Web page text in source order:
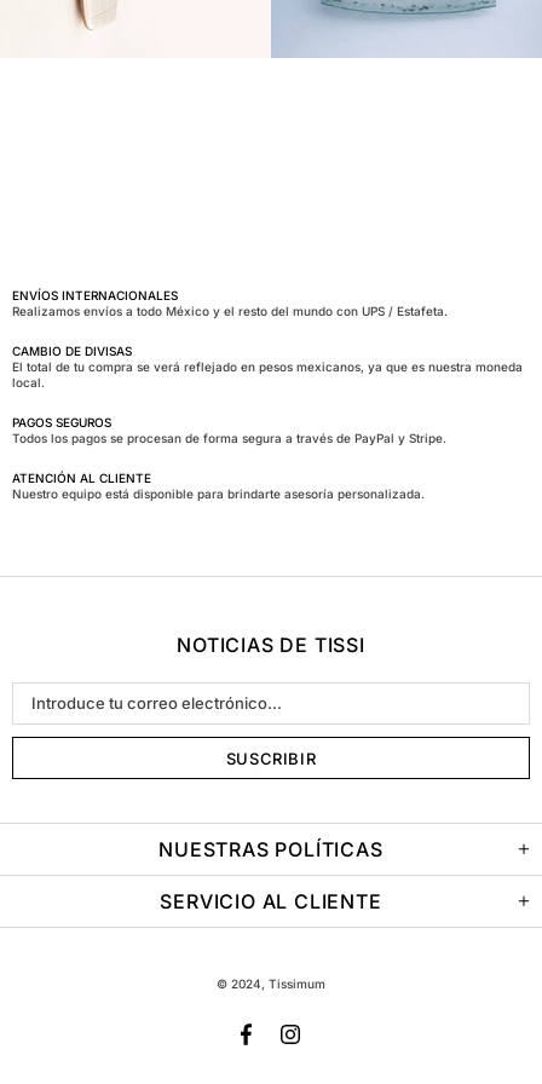
ENVÍOS INTERNACIONALES
Realizamos envíos a todo México y el resto del mundo con UPS / Estafeta.
CAMBIO DE DIVISAS
El total de tu compra se verá reflejado en pesos mexicanos, ya que es nuestra moneda
local.
PAGOS SEGUROS
Todos los pagos se procesan de forma segura a través de PayPal y Stripe.
ATENCIÓN AL CLIENTE
Nuestro equipo está disponible para brindarte asesoría personalizada.
NOTICIAS DE TISSI
NUESTRAS POLÍTICAS
SERVICIO AL CLIENTE
© 2024, Tissimum